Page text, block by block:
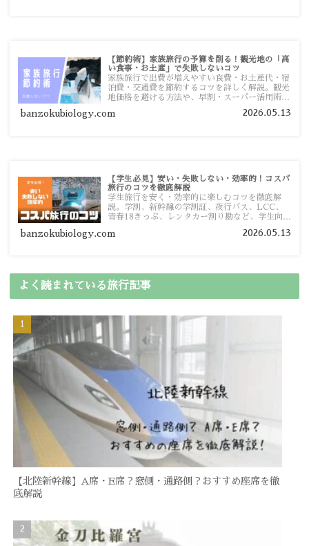
【節約術】家族旅行の予算を削る！観光地の「高
い食事・お土産」で失敗しないコツ
家族旅行で出費が増えやすい食費・お土産代・宿
泊費・交通費を節約するコツを詳しく解説。観光
地価格を避ける方法や、早割・スーパー活用術、
banzokubiology.com 2026.05.13
【学生必見】安い・失敗しない・効率的！コスパ
旅行のコツを徹底解説
学生旅行を安く・効率的に楽しむコツを徹底解
説。学割、新幹線の学割証、夜行バス、LCC、
青春18きっぷ、レンタカー割り勘など、学生向け
banzokubiology.com 2026.05.13
よく読まれている旅行記事
【北陸新幹線】A席・E席？窓側・通路側？おすすめ座席を徹
底解説